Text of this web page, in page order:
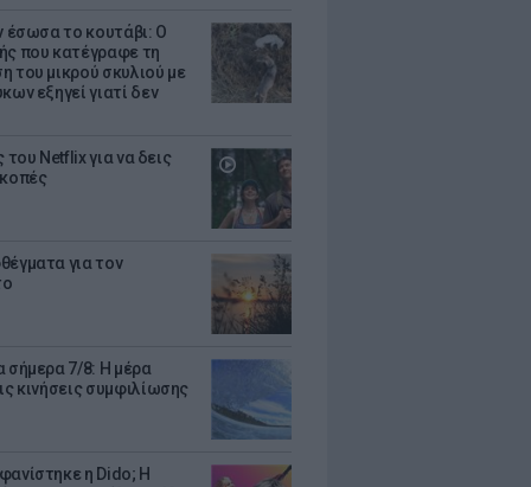
έσωσα το κουτάβι: Ο
που κατέγραφε τη
του μικρού σκυλιού με
εξηγεί γιατί δεν
του Netflix για να δεις
για τον
σήμερα 7/8: Η μέρα
κινήσεις συμφιλίωσης
η Dido; Η